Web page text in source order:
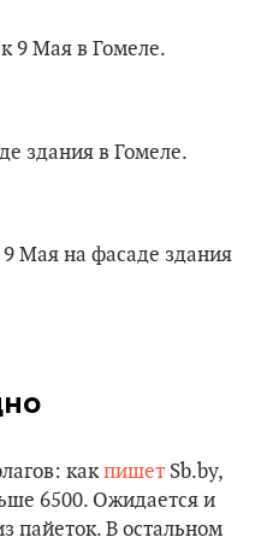
какпишет Sb.by,
6500. Ожидается и
пайеток. В остальном